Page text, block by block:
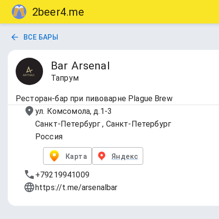
2beer4.me
ВСЕ БАРЫ
Bar Arsenal
Тапрум
Ресторан-бар при пивоварне Plague Brew
ул. Комсомола, д.1-3
Санкт-Петербург , Санкт-Петербург
Россия
Карта Яндекс
+79219941009
https://t.me/arsenalbar